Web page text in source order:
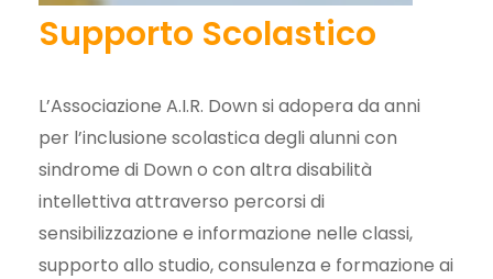
Supporto Scolastico
L’Associazione A.I.R. Down si adopera da anni
per l’inclusione scolastica degli alunni con
sindrome di Down o con altra disabilità
intellettiva attraverso percorsi di
sensibilizzazione e informazione nelle classi,
supporto allo studio, consulenza e formazione ai